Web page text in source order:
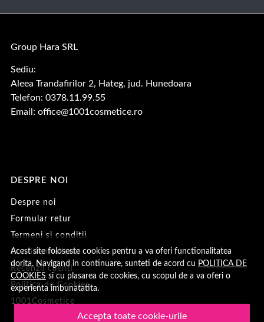
Acest site foloseste cookies pentru a va oferi functionalitatea
dorita. Navigand in continuare, sunteti de acord cu POLITICA DE
COOKIES si cu plasarea de cookies, cu scopul de a va oferi o
experienta imbunatatita.
Accepta toate cookie-urile
Group Hara SRL
Sediu:
Aleea Trandafirilor 2, Hateg, jud. Hunedoara
Telefon: 0378.11.99.55
Email: office@1001cosmetice.ro
DESPRE NOI
Despre noi
Formular retur
Termeni si conditii
Confidentialitate
Recenzii clienți
Politica de Cookies
1001Cosmetice